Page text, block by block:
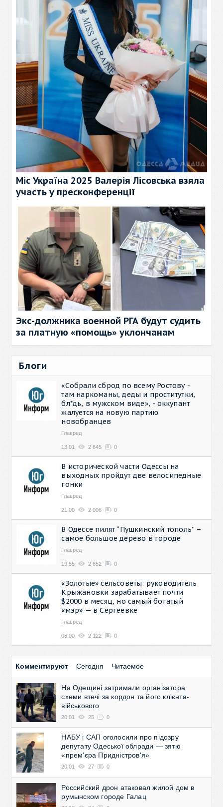
Міс Україна 2025 Валерія Лісовська взяла
участь у пресконференції
Экс-должника военной РГА будут судить
за платную «помощь» уклончанам
Блоги
«Собрали сброд по всему Ростову -
там наркоманы, деды и проститутки,
бл*дь, в мужском виде», - оккупант
жалуется на новую партию
новобранцев
Главред
13:01 2 645 0
В исторической части Одессы на
выходных пройдут две велосипедные
гонки
Главред
21:00 2 006 0
В Одессе пилят “Пушкинский тополь” –
самое большое дерево в городе
Главред
19:55 2 652 0
«Золотые» сельсоветы: руководитель
Крыжановки зарабатывает почти
$2000 в месяц, но самый богатый
«мэр» — в Сергеевке
Главред
06:00 2 122 0
Комментируют Сегодня Читаемое
На Одещині затримали організатора
схеми втечі за кордон та його клієнта-
військового
20:01 25 0
НАБУ і САП оголосили про підозру
депутату Одеської облради — зятю
«прем'єра Придністров'я»
20:01 27 0
Российский дрон атаковал жилой дом в
румынском городе Галац